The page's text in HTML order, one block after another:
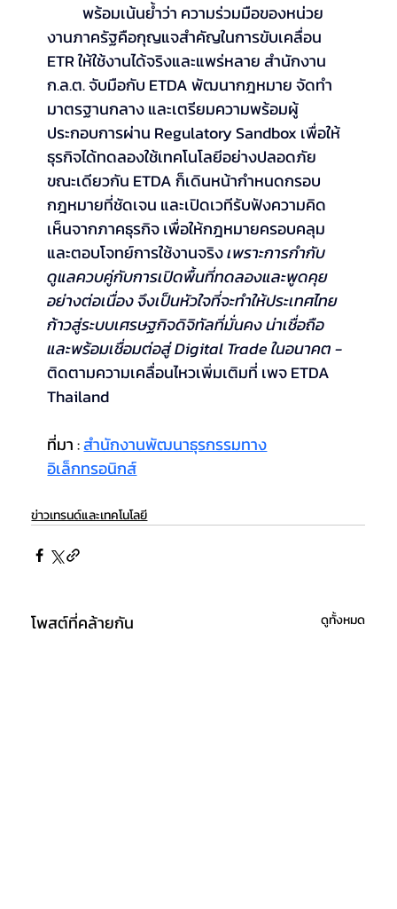
	พร้อมเน้นย้ำว่า ความร่วมมือของหน่วย
งานภาครัฐคือกุญแจสำคัญในการขับเคลื่อน
ETR ให้ใช้งานได้จริงและแพร่หลาย สำนักงาน
ก.ล.ต. จับมือกับ ETDA พัฒนากฎหมาย จัดทำ
มาตรฐานกลาง และเตรียมความพร้อมผู้
ประกอบการผ่าน Regulatory Sandbox เพื่อให้
ธุรกิจได้ทดลองใช้เทคโนโลยีอย่างปลอดภัย
ขณะเดียวกัน ETDA ก็เดินหน้ากำหนดกรอบ
กฎหมายที่ชัดเจน และเปิดเวทีรับฟังความคิด
เห็นจากภาคธุรกิจ เพื่อให้กฎหมายครอบคลุม
และตอบโจทย์การใช้งานจริง เพราะการกำกับ
ดูแลควบคู่กับการเปิดพื้นที่ทดลองและพูดคุย
อย่างต่อเนื่อง จึงเป็นหัวใจที่จะทำให้ประเทศไทย
ก้าวสู่ระบบเศรษฐกิจดิจิทัลที่มั่นคง น่าเชื่อถือ
และพร้อมเชื่อมต่อสู่ Digital Trade ในอนาคต -
ติดตามความเคลื่อนไหวเพิ่มเติมที่ เพจ ETDA
Thailand
ที่มา : สำนักงานพัฒนาธุรกรรมทาง
อิเล็กทรอนิกส์
ข่าวเทรนด์และเทคโนโลยี
โพสต์ที่คล้ายกัน ดูทั้งหมด